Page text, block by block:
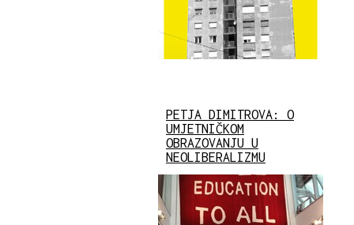
PETJA DIMITROVA: O
UMJETNIČKOM
OBRAZOVANJU U
NEOLIBERALIZMU